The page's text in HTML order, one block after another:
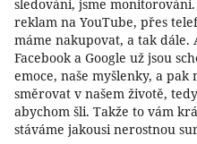
sledováni, jsme
reklam na YouTube, přes
máme nakupovat, a tak dále.
Facebook a Google už jsou
emoce, naše myšlenky, a pak
směrovat v našem životě,
abychom šli. Takže to vám
stáváme jakousi nerostnou